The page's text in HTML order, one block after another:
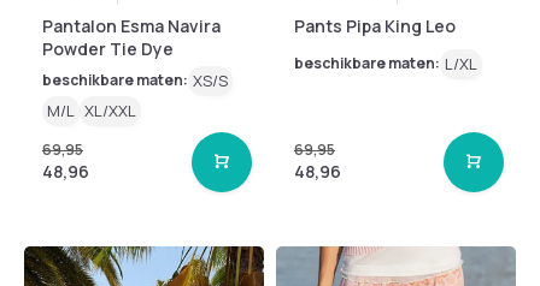
Pantalon Esma Navira
Powder Tie Dye
beschikbare maten: XS/S
M/L XL/XXL
69,95
48,96
Pants Pipa King Leo
beschikbare maten: L/XL
69,95
48,96